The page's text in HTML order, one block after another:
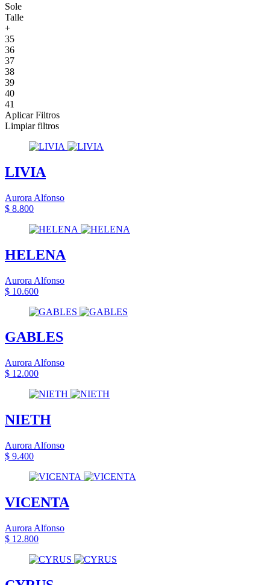
Sole
Talle
+
35
36
37
38
39
40
41
Aplicar Filtros
Limpiar filtros
LIVIA
Aurora Alfonso
$ 8.800
HELENA
Aurora Alfonso
$ 10.600
GABLES
Aurora Alfonso
$ 12.000
NIETH
Aurora Alfonso
$ 9.400
VICENTA
Aurora Alfonso
$ 12.800